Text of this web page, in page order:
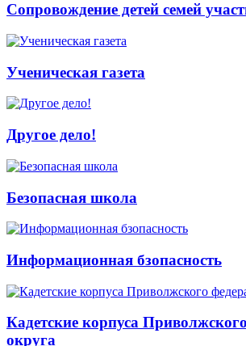
Сопровождение детей семей
Ученическая газета
Другое дело!
Безопасная школа
Информационная бзопасность
Кадетские корпуса
округа